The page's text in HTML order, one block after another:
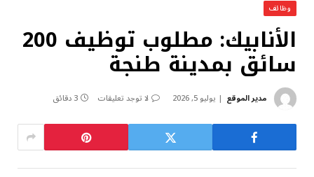
وظائف
الأنابيك: مطلوب توظيف 200
سائق بمدينة طنجة
مدير الموقع يوليو 5, 2026 لا توجد تعليقات 3 دقائق